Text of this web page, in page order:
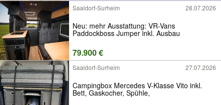
Saaldorf-Surheim
28.07.2026
Neu: mehr Ausstattung: VR-Vans
Paddockboss Jumper inkl. Ausbau
79.900 €
Saaldorf-Surheim 27.07.2026
Campingbox Mercedes V-Klasse Vito inkl.
Bett, Gaskocher, Spühle,